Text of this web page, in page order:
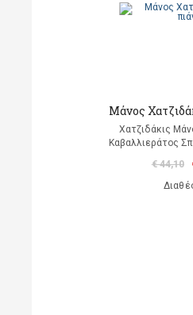
Μάνος
Χατζιδάκις
Καβαλλιεράτος
€ 44,10